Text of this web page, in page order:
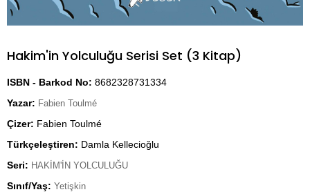
Hakim'in Yolculuğu Serisi Set (3 Kitap)
ISBN - Barkod No: 8682328731334
Yazar: Fabien Toulmé
Çizer: Fabien Toulmé
Türkçeleştiren: Damla Kellecioğlu
Seri: HAKİM'İN YOLCULUĞU
Sınıf/Yaş: Yetişkin